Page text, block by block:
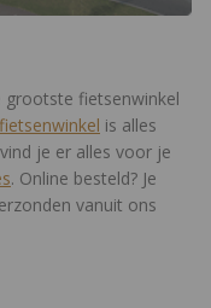
grootste fietsenwinkel
fietsenwinkel is alles
je er alles voor je
. Online besteld? Je
vanuit ons